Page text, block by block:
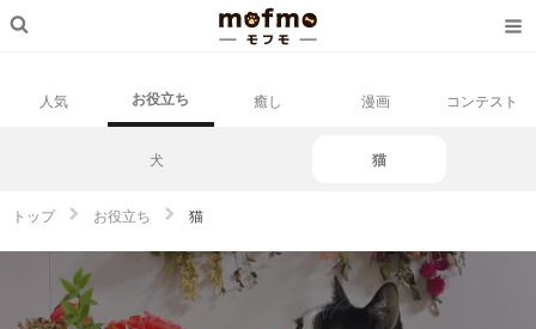
人気 お役立ち 癒し 漫画 コンテスト
犬 猫
トップ お役立ち 猫